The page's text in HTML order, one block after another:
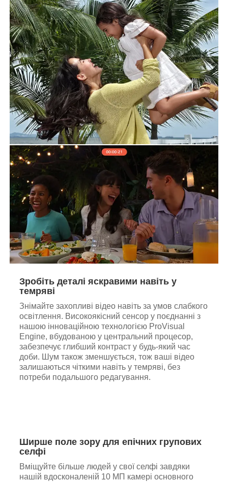
Зробіть деталі яскравими навіть у
темряві
Знімайте захопливі відео навіть за умов слабкого
освітлення. Високоякісний сенсор у поєднанні з
нашою інноваційною технологією ProVisual
Engine, вбудованою у центральний процесор,
забезпечує глибший контраст у будь-який час
доби. Шум також зменшується, тож ваші відео
залишаються чіткими навіть у темряві, без
потреби подальшого редагування.
Ширше поле зору для епічних групових
селфі
Вміщуйте більше людей у свої селфі завдяки
нашій вдосконаленій 10 МП камері основного